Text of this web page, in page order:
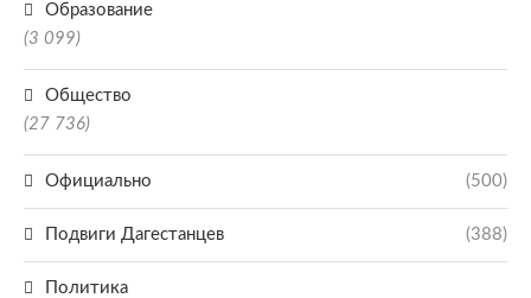
Образование
(3 099)
Общество
(27 736)
Официально (500)
Подвиги Дагестанцев (388)
Политика